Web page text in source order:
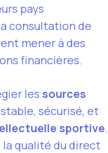
pays
consultation de
mener à des
financières.
les sources
sécurisé, et
sportive.
la qualité du direct